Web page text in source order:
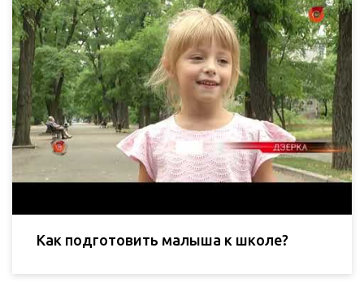
Как подготовить малыша к школе?